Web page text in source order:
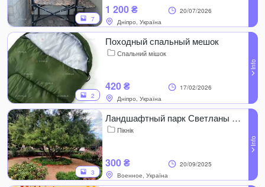
7
1 200 ₴
20/07/2026
Дніпро, Україна
2
Походный спальный мешок
Спальний мішок
420 ₴
17/02/2026
Дніпро, Україна
3
Ландшафтный парк Светланы Кульбашной
Пікнік
300 ₴
20/09/2025
Военное, Україна